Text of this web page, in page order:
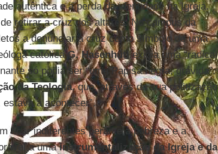
autêntica e a perda da identidade na Igreja.
retirar a cruz dos altares. No campus da
a denunciar a cruz como símbolo de uma
católicaG. Hasenhütlexigia uma “radical
só podia ser “uma Papisa negra, grávida”.
da Teologia, que, através da sua politização
a acontecer”.
ficar indiferentes perante a pobreza e a
a umainstrumentalização da Igreja e da